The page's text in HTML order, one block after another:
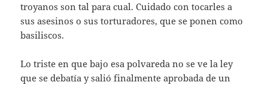
troyanos son tal para cual. Cuidado con tocarles a
sus asesinos o sus torturadores, que se ponen como
basiliscos.
Lo triste en que bajo esa polvareda no se ve la ley
que se debatía y salió finalmente aprobada de un